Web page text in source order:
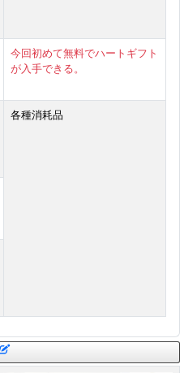
今回初めて無料でハートギフト
が入手できる。
各種消耗品